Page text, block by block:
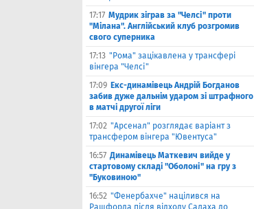
17:17 Мудрик зіграв за "Челсі" проти
"Мілана". Англійський клуб розгромив
свого суперника
17:13 "Рома" зацікавлена у трансфері
вінгера "Челсі"
17:09 Екс-динамівець Андрій Богданов
забив дуже дальнім ударом зі штрафного
в матчі другої ліги
17:02 "Арсенал" розглядає варіант з
трансфером вінгера "Ювентуса"
16:57 Динамівець Маткевич вийде у
стартовому складі "Оболоні" на гру з
"Буковиною"
16:52 "Фенербахче" націлився на
Рашфорда після відходу Салаха до